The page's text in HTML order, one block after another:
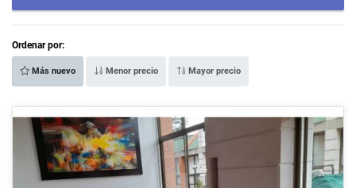
Ordenar por:
Más nuevo Menor precio Mayor precio